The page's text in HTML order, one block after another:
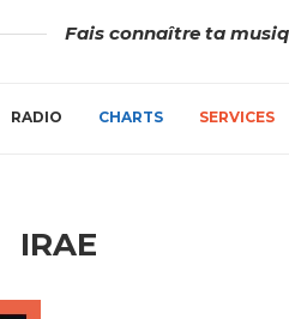
Fais connaître ta
RADIO CHARTS SERVICES
IRAE